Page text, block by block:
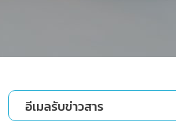
อีเมลรับข่าวสาร